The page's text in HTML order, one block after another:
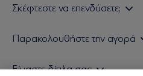
Σκέφτεστε να επενδύσετε;
Τιμολογιακή Πολιτική
Παρακολουθήστε την αγορά
Είμαστε δίπλα σας